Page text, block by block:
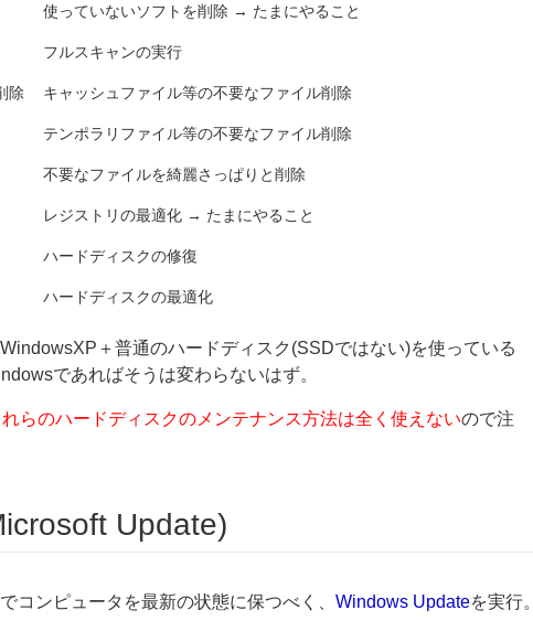
使っていないソフトを削除 → たまにやること
フルスキャンの実行
除 キャッシュファイル等の不要なファイル削除
テンポラリファイル等の不要なファイル削除
不要なファイルを綺麗さっぱりと削除
レジストリの最適化 → たまにやること
ハードディスクの修復
ハードディスクの最適化
＋普通のハードディスク(SSDではない)を使っている
であればそうは変わらないはず。
らのハードディスクのメンテナンス方法は全く使えないので注
Update)
コンピュータを最新の状態に保つべく、 Windows Updateを実行。